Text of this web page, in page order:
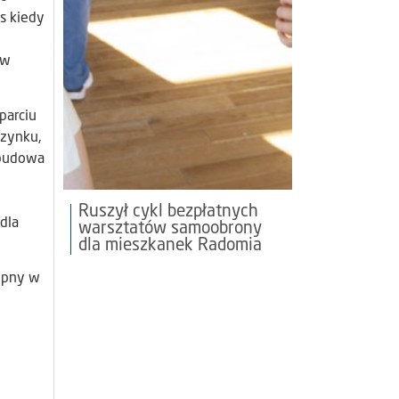
kiedy
w
Ruszył cykl bezpłatnych
warsztatów samoobrony
dla mieszkanek Radomia